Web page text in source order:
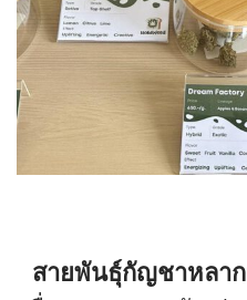
สายพันธุ์กัญชาหลา